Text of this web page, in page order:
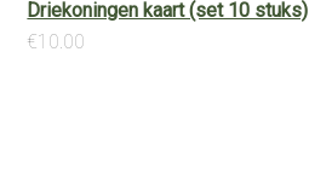
Driekoningen kaart (set 10 stuks)
€10.00